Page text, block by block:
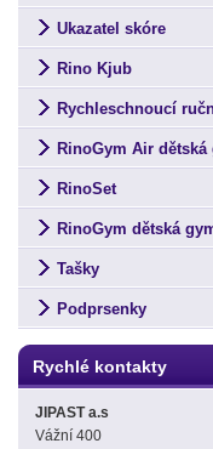
Ukazatel skóre
Rino Kjub
Rychleschnoucí
RinoGym Air dětská
RinoSet
RinoGym dětská
Tašky
Podprsenky
Rychlé kontakty
JIPAST a.s
Vážní 400